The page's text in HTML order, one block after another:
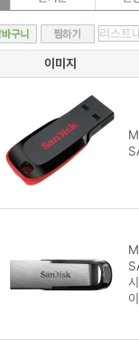
이미지